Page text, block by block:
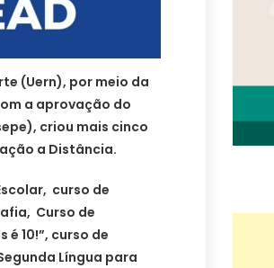
(Uern), por meio da
a aprovação do
criou mais cinco
a Distância.
curso de
Curso de
é 10!”, curso de
Língua para